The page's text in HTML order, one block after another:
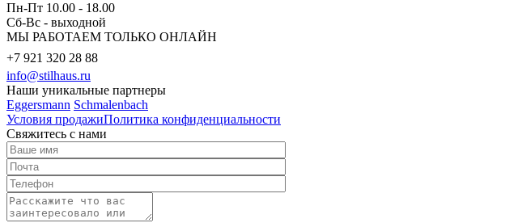
Пн-Пт 10.00 - 18.00
Сб-Вс - выходной
МЫ РАБОТАЕМ ТОЛЬКО ОНЛАЙН
+7 921 320 28 88
info@stilhaus.ru
Наши уникальные партнеры
Eggersmann Schmalenbach
Условия продажиПолитика конфиденциальности
Свяжитесь с нами